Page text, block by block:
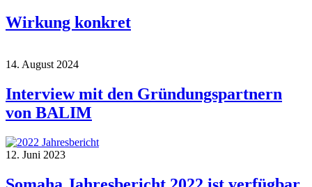
Wirkung konkret
14. August 2024
Interview mit den Gründungspartnern
von BALIM
12. Juni 2023